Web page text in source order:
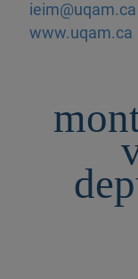
ieim@uqam.ca
www.uqam.ca